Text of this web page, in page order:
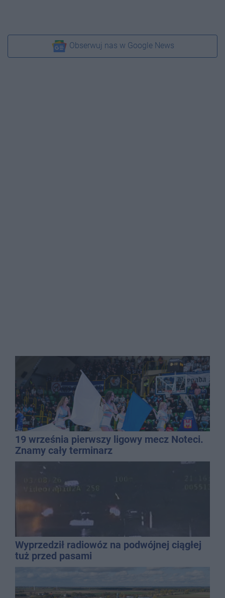
Obserwuj nas w Google News
19 września pierwszy ligowy mecz Noteci.
Znamy cały terminarz
Wyprzedził radiowóz na podwójnej ciągłej
tuż przed pasami